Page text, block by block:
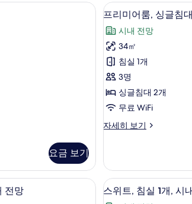
, 싱글침대 2개, 시내 전망 | 객실에서 보이는 전망
요금 보기
프
리
미
어
룸,
싱
글
대
개,
시
내
6
프리미어룸, 싱글침
시내 전망
34㎡
침실 1개
3명
싱글침대 2개
무료 WiFi
자세히 보기
프
룸,
싱
글
룸, 킹사이즈침대 1개, 시내 전망 | 객실에서 보이는 전망
전망
스
위
7
스위트, 침실 1개, 시